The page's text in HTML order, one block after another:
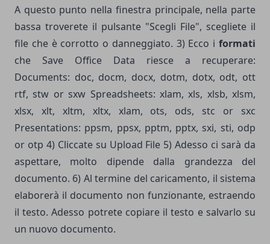
A questo punto nella finestra principale, nella parte
bassa troverete il pulsante "Scegli File", scegliete il
file che è corrotto o danneggiato. 3) Ecco i formati
che Save Office Data riesce a recuperare:
Documents: doc, docm, docx, dotm, dotx, odt, ott
rtf, stw or sxw Spreadsheets: xlam, xls, xlsb, xlsm,
xlsx, xlt, xltm, xltx, xlam, ots, ods, stc or sxc
Presentations: ppsm, ppsx, pptm, pptx, sxi, sti, odp
or otp 4) Cliccate su Upload File 5) Adesso ci sarà da
aspettare, molto dipende dalla grandezza del
documento. 6) Al termine del caricamento, il sistema
elaborerà il documento non funzionante, estraendo
il testo. Adesso potrete copiare il testo e salvarlo su
un nuovo documento.